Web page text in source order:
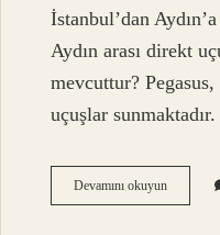
İstanbul’dan
Aydın arası direkt
mevcuttur?
uçuşlar
Devamını okuyunIstanbul
Aydın